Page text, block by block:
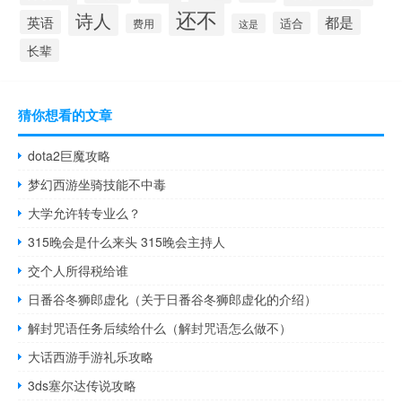
英语 诗人 费用 还不 这是 适合 都是
长辈
猜你想看的文章
dota2巨魔攻略
梦幻西游坐骑技能不中毒
大学允许转专业么？
315晚会是什么来头 315晚会主持人
交个人所得税给谁
日番谷冬狮郎虚化（关于日番谷冬狮郎虚化的介绍）
解封咒语任务后续给什么（解封咒语怎么做不）
大话西游手游礼乐攻略
3ds塞尔达传说攻略